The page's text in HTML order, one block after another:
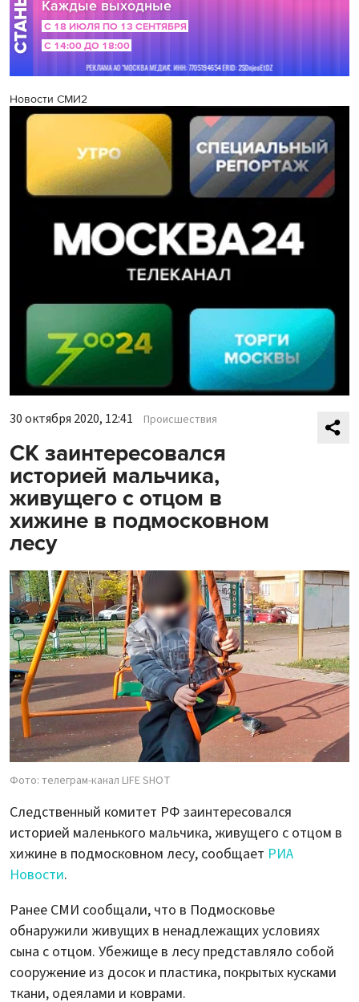
Новости СМИ2
30 октября 2020, 12:41 Происшествия
СК заинтересовался
историей мальчика,
живущего с отцом в
хижине в подмосковном
лесу
Фото: телеграм-канал LIFE SHOT
Следственный комитет РФ заинтересовался
историей маленького мальчика, живущего с отцом в
хижине в подмосковном лесу, сообщает РИА
Новости.
Ранее СМИ сообщали, что в Подмосковье
обнаружили живущих в ненадлежащих условиях
сына с отцом. Убежище в лесу представляло собой
сооружение из досок и пластика, покрытых кусками
ткани, одеялами и коврами.